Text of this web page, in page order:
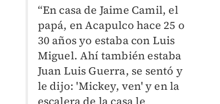
“En casa de Jaime Camil, el
papá, en Acapulco hace 25 o
30 años yo estaba con Luis
Miguel. Ahí también estaba
Juan Luis Guerra, se sentó y
le dijo: 'Mickey, ven' y en la